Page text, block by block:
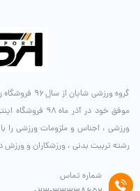
گروه ورزشی
موفق خود در آذر
ورزشی ، اجناس و ملزومات ورزشی را
رشته تربیت بدنی ، ورزشکاران و ورزش
شماره تماس